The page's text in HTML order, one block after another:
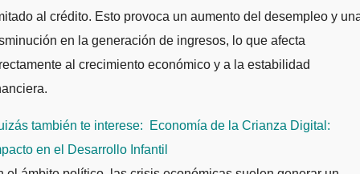
al crédito. Esto provoca un aumento del desempleo y
en la generación de ingresos, lo que afecta
al crecimiento económico y a la estabilidad
también te interese:
Economía de la Crianza Digital:
en el Desarrollo Infantil